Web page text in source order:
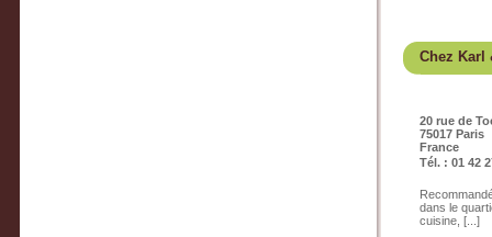
Chez Karl
20 rue de
75017 Paris
France
Tél. : 01 42
dans le
cuisine, [...]